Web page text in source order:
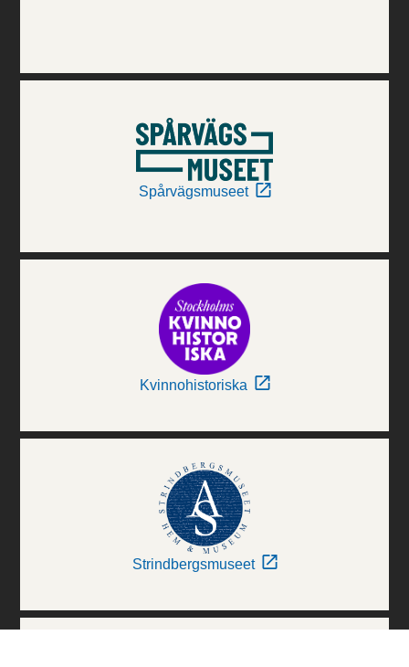
Spårvägsmuseet
Kvinnohistoriska
Strindbergsmuseet